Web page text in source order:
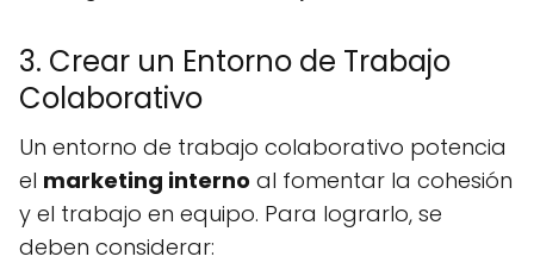
3. Crear un Entorno de Trabajo
Colaborativo
Un entorno de trabajo colaborativo potencia
el marketing interno al fomentar la cohesión
y el trabajo en equipo. Para lograrlo, se
deben considerar: